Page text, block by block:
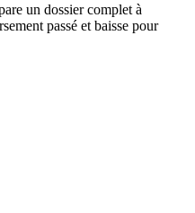
un dossier complet à
passé et baisse pour